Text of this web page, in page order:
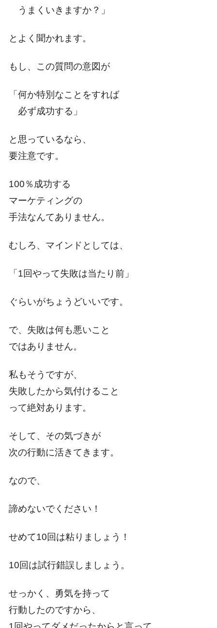
うまくいきますか？」
とよく聞かれます。
もし、この質問の意図が
「何か特別なことをすれば
必ず成功する」
と思っているなら、
要注意です。
100％成功する
マーケティングの
手法なんてありません。
むしろ、マインドとしては、
「1回やって失敗は当たり前」
ぐらいがちょうどいいです。
で、失敗は何も悪いこと
ではありません。
私もそうですが、
失敗したから気付けること
って絶対あります。
そして、その気づきが
次の行動に活きてきます。
なので、
諦めないでください！
せめて10回は粘りましょう！
10回は試行錯誤しましょう。
せっかく、勇気を持って
行動したのですから、